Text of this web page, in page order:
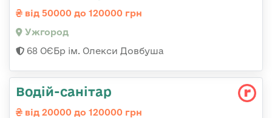
від 50000 до 120000 грн
Ужгород
68 ОЄБр ім. Олекси Довбуша
Водій-санітар
від 20000 до 120000 грн